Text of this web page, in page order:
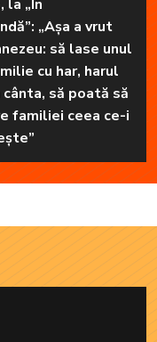
la „În
„Așa a vrut
să lase unul
cu har, harul
cânta, să poată să
familiei ceea ce-i